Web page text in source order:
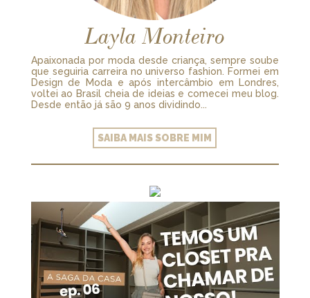
Layla Monteiro
Apaixonada por moda desde criança, sempre soube
que seguiria carreira no universo fashion. Formei em
Design de Moda e após intercâmbio em Londres,
voltei ao Brasil cheia de ideias e comecei meu blog.
Desde então já são 9 anos dividindo...
SAIBA MAIS SOBRE MIM